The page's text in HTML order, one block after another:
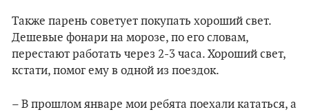
Также парень советует покупать хороший свет.
Дешевые фонари на морозе, по его словам,
перестают работать через 2-3 часа. Хороший свет,
кстати, помог ему в одной из поездок.
– В прошлом январе мои ребята поехали кататься, а